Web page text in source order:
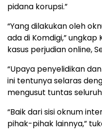
pidana korupsi.”
“Yang dilakukan oleh
ada di Komdigi,”
kasus perjudian online,
“Upaya penyelidikan
ini tentunya selaras
mengusut tuntas
“Baik dari sisi oknum
pihak-pihak lainnya,”